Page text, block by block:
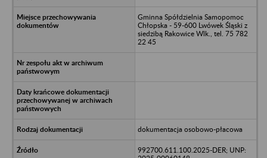
Gminna Spółdzielnia Samopomoc
Chłopska - 59-600 Lwówek Śląski z
siedzibą Rakowice Wlk., tel. 75 782
22 45
dokumentacja osobowo-płacowa
992700.611.100.2025-DER; UNP: